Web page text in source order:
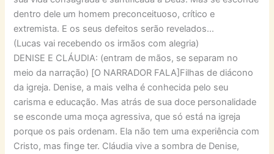
dentro dele um homem preconceituoso, crítico e
extremista. E os seus defeitos serão revelados…
(Lucas vai recebendo os irmãos com alegria)
DENISE E CLÁUDIA: (entram de mãos, se separam no
meio da narração) [O NARRADOR FALA]Filhas de diácono
da igreja. Denise, a mais velha é conhecida pelo seu
carisma e educação. Mas atrás de sua doce personalidade
se esconde uma moça agressiva, que só está na igreja
porque os pais ordenam. Ela não tem uma experiência com
Cristo, mas finge ter. Cláudia vive a sombra de Denise,